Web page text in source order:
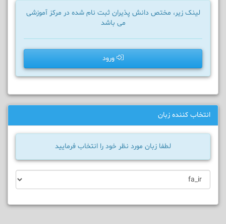
لینک زیر، مختص دانش پذیران ثبت نام شده در مرکز آموزشی
می باشد
ورود
انتخاب کننده زبان
لطفا زبان مورد نظر خود را انتخاب فرمایید